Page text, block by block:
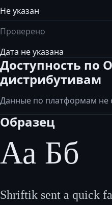
Не указан
Проверено
Дата не указана
Доступность по
дистрибутивам
Данные по платформам не
Образец
Аа Бб
Shriftik sent a quick